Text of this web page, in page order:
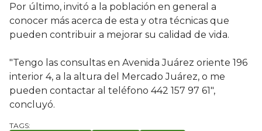
Por último, invitó a la población en general a
conocer más acerca de esta y otra técnicas que
pueden contribuir a mejorar su calidad de vida.
"Tengo las consultas en Avenida Juárez oriente 196
interior 4, a la altura del Mercado Juárez, o me
pueden contactar al teléfono 442 157 97 61",
concluyó.